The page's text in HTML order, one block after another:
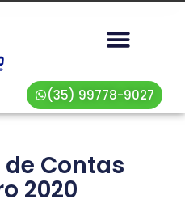
(35) 99778-9027
Contas
2020